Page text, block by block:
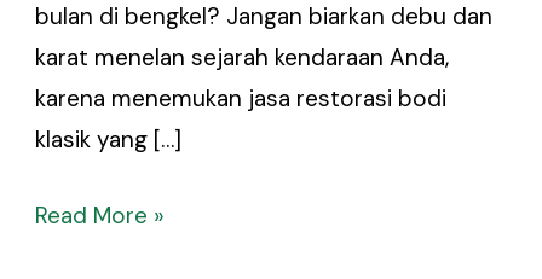
bulan di bengkel? Jangan biarkan debu dan
karat menelan sejarah kendaraan Anda,
karena menemukan jasa restorasi bodi
klasik yang […]
Read More »